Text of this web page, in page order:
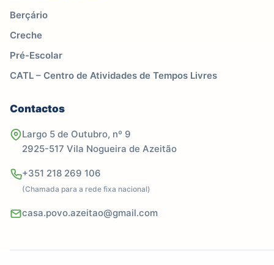
Berçário
Creche
Pré-Escolar
CATL – Centro de Atividades de Tempos Livres
Contactos
Largo 5 de Outubro, nº 9
2925-517 Vila Nogueira de Azeitão
+351 218 269 106
(Chamada para a rede fixa nacional)
casa.povo.azeitao@gmail.com